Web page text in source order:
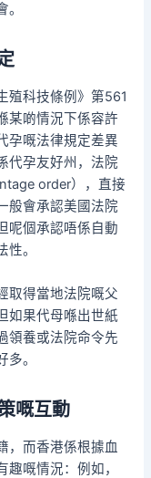
殖科技條例》第561
某啲情況下係容許
孕嘅法律規定差異
孕友好州，法院
order），直接
般會承認美國法院
呢個承認唔係自動
。
取得當地法院嘅父
如果代母喺出世紙
領養或法院命令先
。
嘅互動
，而香港係根據血
嘅情況：例如，